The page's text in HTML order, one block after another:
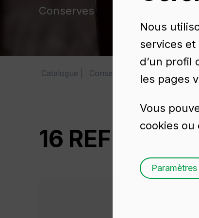
Conserves
Catalogue Conserves 16 REF
16 REF
Nous
services
d’un profil
les pages
Vous
cookies ou
Paramètres